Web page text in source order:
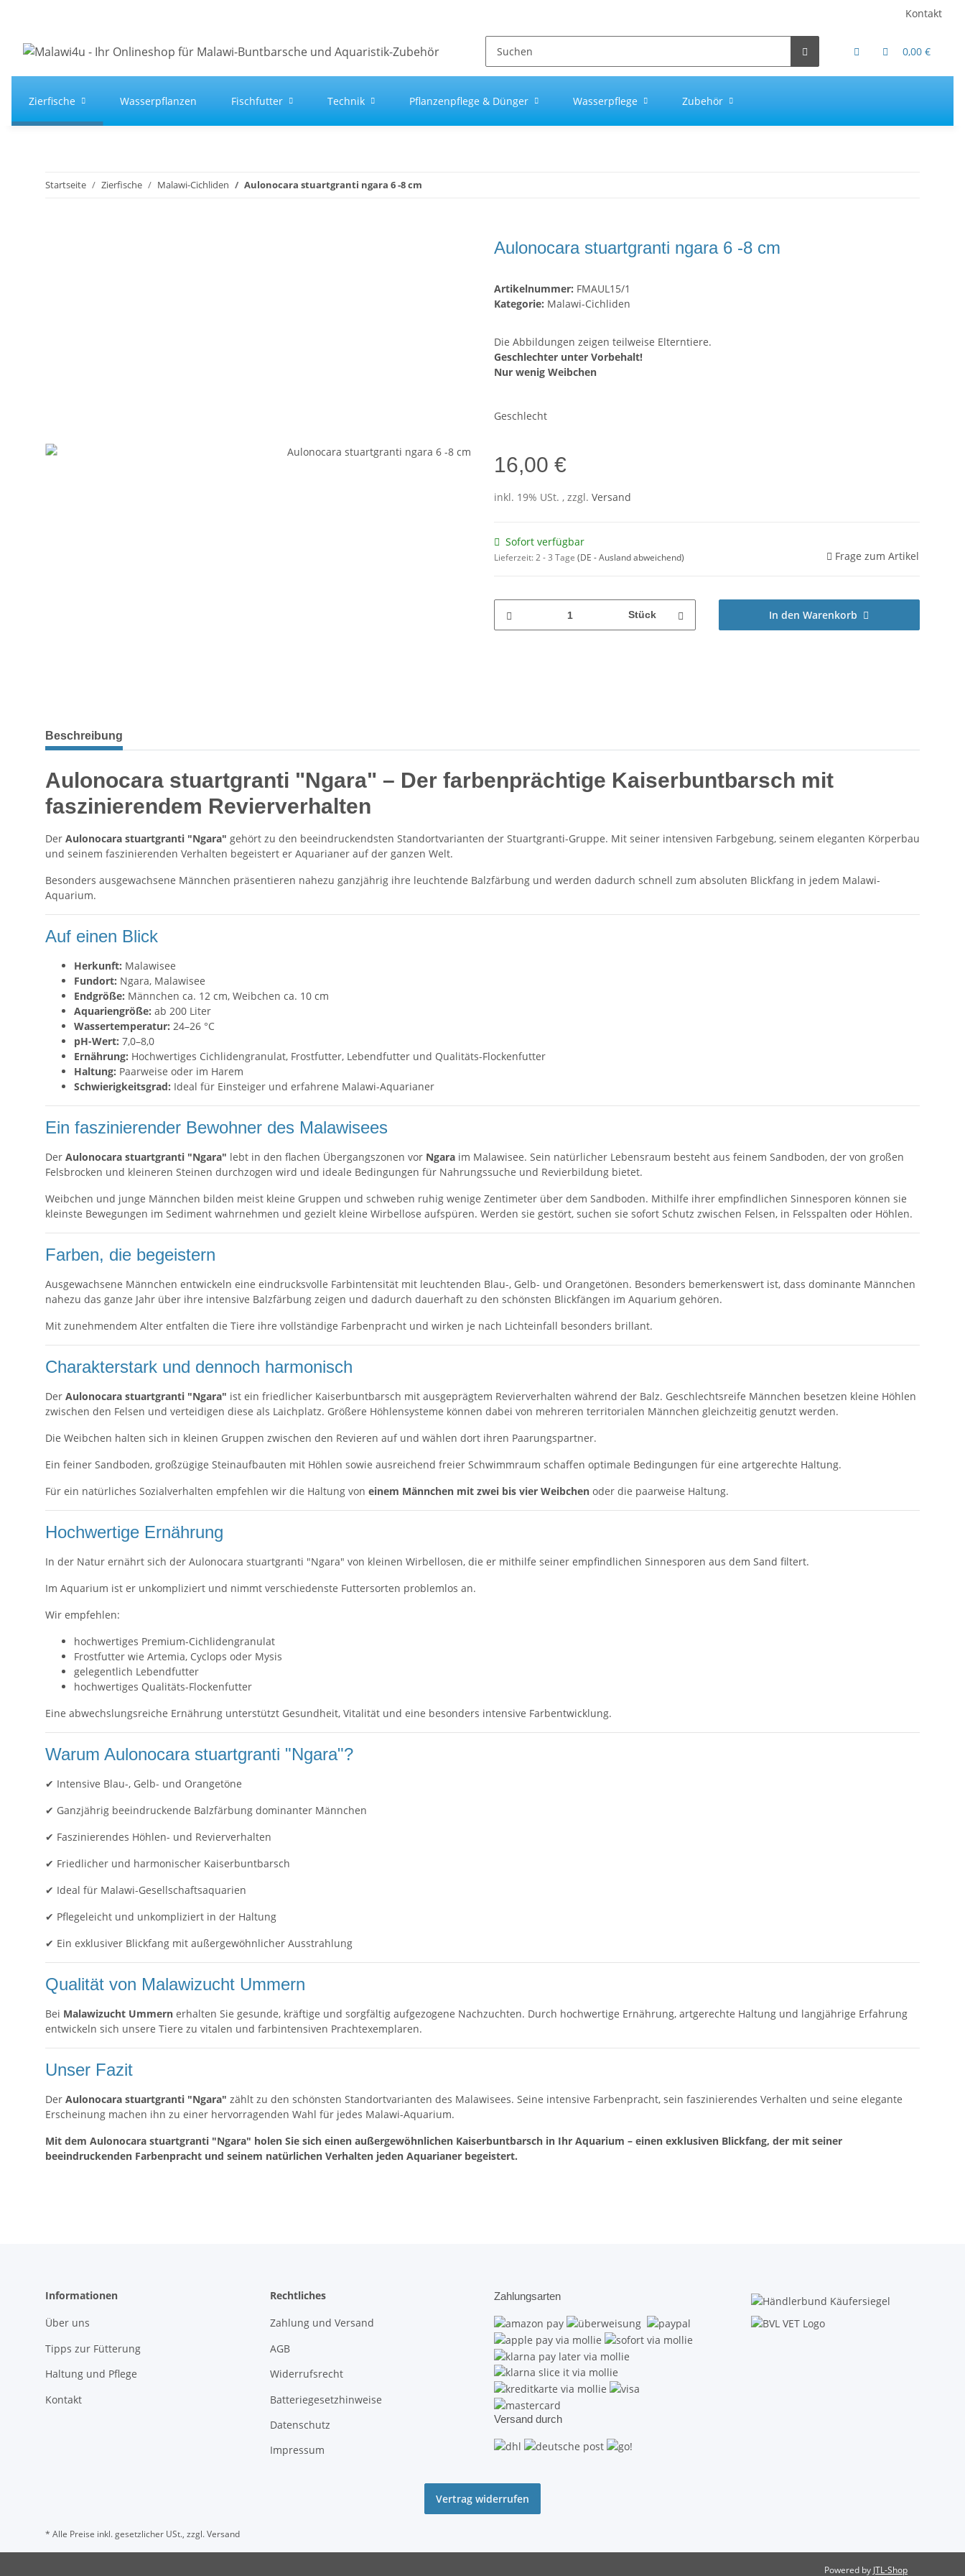
Kontakt
0,00 €
Zierfische Wasserpflanzen Fischfutter Technik Pflanzenpflege & Dünger Wasserpflege Zubehör
Startseite Zierfische Malawi-Cichliden Aulonocara stuartgranti ngara 6 -8 cm
Aulonocara stuartgranti ngara 6 -8 cm
Artikelnummer: FMAUL15/1
Kategorie: Malawi-Cichliden
Die Abbildungen zeigen teilweise Elterntiere.
Geschlechter unter Vorbehalt!
Nur wenig Weibchen
Geschlecht
16,00 €
inkl. 19% USt. , zzgl. Versand
Sofort verfügbar
Lieferzeit:2 - 3 Tage (DE - Ausland abweichend) Frage zum Artikel
Stück In den Warenkorb
Beschreibung
Aulonocara stuartgranti "Ngara" – Der farbenprächtige Kaiserbuntbarsch mit
faszinierendem Revierverhalten
Der Aulonocara stuartgranti "Ngara" gehört zu den beeindruckendsten Standortvarianten der Stuartgranti-Gruppe. Mit seiner intensiven Farbgebung, seinem eleganten Körperbau
und seinem faszinierenden Verhalten begeistert er Aquarianer auf der ganzen Welt.
Besonders ausgewachsene Männchen präsentieren nahezu ganzjährig ihre leuchtende Balzfärbung und werden dadurch schnell zum absoluten Blickfang in jedem Malawi-
Aquarium.
Auf einen Blick
Herkunft: Malawisee
Fundort: Ngara, Malawisee
Endgröße: Männchen ca. 12 cm, Weibchen ca. 10 cm
Aquariengröße: ab 200 Liter
Wassertemperatur: 24–26 °C
pH-Wert: 7,0–8,0
Ernährung: Hochwertiges Cichlidengranulat, Frostfutter, Lebendfutter und Qualitäts-Flockenfutter
Haltung: Paarweise oder im Harem
Schwierigkeitsgrad: Ideal für Einsteiger und erfahrene Malawi-Aquarianer
Ein faszinierender Bewohner des Malawisees
Der Aulonocara stuartgranti "Ngara" lebt in den flachen Übergangszonen vor Ngara im Malawisee. Sein natürlicher Lebensraum besteht aus feinem Sandboden, der von großen
Felsbrocken und kleineren Steinen durchzogen wird und ideale Bedingungen für Nahrungssuche und Revierbildung bietet.
Weibchen und junge Männchen bilden meist kleine Gruppen und schweben ruhig wenige Zentimeter über dem Sandboden. Mithilfe ihrer empfindlichen Sinnesporen können sie
kleinste Bewegungen im Sediment wahrnehmen und gezielt kleine Wirbellose aufspüren. Werden sie gestört, suchen sie sofort Schutz zwischen Felsen, in Felsspalten oder Höhlen.
Farben, die begeistern
Ausgewachsene Männchen entwickeln eine eindrucksvolle Farbintensität mit leuchtenden Blau-, Gelb- und Orangetönen. Besonders bemerkenswert ist, dass dominante Männchen
nahezu das ganze Jahr über ihre intensive Balzfärbung zeigen und dadurch dauerhaft zu den schönsten Blickfängen im Aquarium gehören.
Mit zunehmendem Alter entfalten die Tiere ihre vollständige Farbenpracht und wirken je nach Lichteinfall besonders brillant.
Charakterstark und dennoch harmonisch
Der Aulonocara stuartgranti "Ngara" ist ein friedlicher Kaiserbuntbarsch mit ausgeprägtem Revierverhalten während der Balz. Geschlechtsreife Männchen besetzen kleine Höhlen
zwischen den Felsen und verteidigen diese als Laichplatz. Größere Höhlensysteme können dabei von mehreren territorialen Männchen gleichzeitig genutzt werden.
Die Weibchen halten sich in kleinen Gruppen zwischen den Revieren auf und wählen dort ihren Paarungspartner.
Ein feiner Sandboden, großzügige Steinaufbauten mit Höhlen sowie ausreichend freier Schwimmraum schaffen optimale Bedingungen für eine artgerechte Haltung.
Für ein natürliches Sozialverhalten empfehlen wir die Haltung von einem Männchen mit zwei bis vier Weibchen oder die paarweise Haltung.
Hochwertige Ernährung
In der Natur ernährt sich der Aulonocara stuartgranti "Ngara" von kleinen Wirbellosen, die er mithilfe seiner empfindlichen Sinnesporen aus dem Sand filtert.
Im Aquarium ist er unkompliziert und nimmt verschiedenste Futtersorten problemlos an.
Wir empfehlen:
hochwertiges Premium-Cichlidengranulat
Frostfutter wie Artemia, Cyclops oder Mysis
gelegentlich Lebendfutter
hochwertiges Qualitäts-Flockenfutter
Eine abwechslungsreiche Ernährung unterstützt Gesundheit, Vitalität und eine besonders intensive Farbentwicklung.
Warum Aulonocara stuartgranti "Ngara"?
✔ Intensive Blau-, Gelb- und Orangetöne
✔ Ganzjährig beeindruckende Balzfärbung dominanter Männchen
✔ Faszinierendes Höhlen- und Revierverhalten
✔ Friedlicher und harmonischer Kaiserbuntbarsch
✔ Ideal für Malawi-Gesellschaftsaquarien
✔ Pflegeleicht und unkompliziert in der Haltung
✔ Ein exklusiver Blickfang mit außergewöhnlicher Ausstrahlung
Qualität von Malawizucht Ummern
Bei Malawizucht Ummern erhalten Sie gesunde, kräftige und sorgfältig aufgezogene Nachzuchten. Durch hochwertige Ernährung, artgerechte Haltung und langjährige Erfahrung
entwickeln sich unsere Tiere zu vitalen und farbintensiven Prachtexemplaren.
Unser Fazit
Der Aulonocara stuartgranti "Ngara" zählt zu den schönsten Standortvarianten des Malawisees. Seine intensive Farbenpracht, sein faszinierendes Verhalten und seine elegante
Erscheinung machen ihn zu einer hervorragenden Wahl für jedes Malawi-Aquarium.
Mit dem Aulonocara stuartgranti "Ngara" holen Sie sich einen außergewöhnlichen Kaiserbuntbarsch in Ihr Aquarium – einen exklusiven Blickfang, der mit seiner
beeindruckenden Farbenpracht und seinem natürlichen Verhalten jeden Aquarianer begeistert.
Informationen
Über uns
Tipps zur Fütterung
Haltung und Pflege
Kontakt
Rechtliches
Zahlung und Versand
AGB
Widerrufsrecht
Batteriegesetzhinweise
Datenschutz
Impressum
Zahlungsarten
Versand durch
Vertrag widerrufen
* Alle Preise inkl. gesetzlicher USt., zzgl.Versand
Powered by JTL-Shop